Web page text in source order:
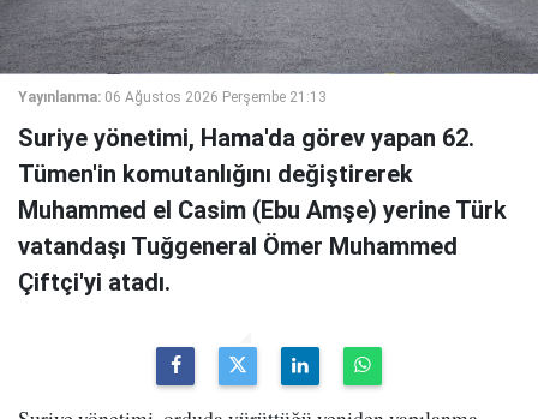
Yayınlanma: 06 Ağustos 2026 Perşembe 21:13
Suriye yönetimi, Hama'da görev yapan 62.
Tümen'in komutanlığını değiştirerek
Muhammed el Casim (Ebu Amşe) yerine Türk
vatandaşı Tuğgeneral Ömer Muhammed
Çiftçi'yi atadı.